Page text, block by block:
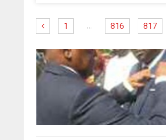
1 … 816 817